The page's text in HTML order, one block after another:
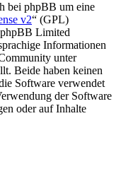
bei phpBB um eine
v2“ (GPL)
Limited
Informationen
unter
Beide haben keinen
Software verwendet
der Software
oder auf Inhalte